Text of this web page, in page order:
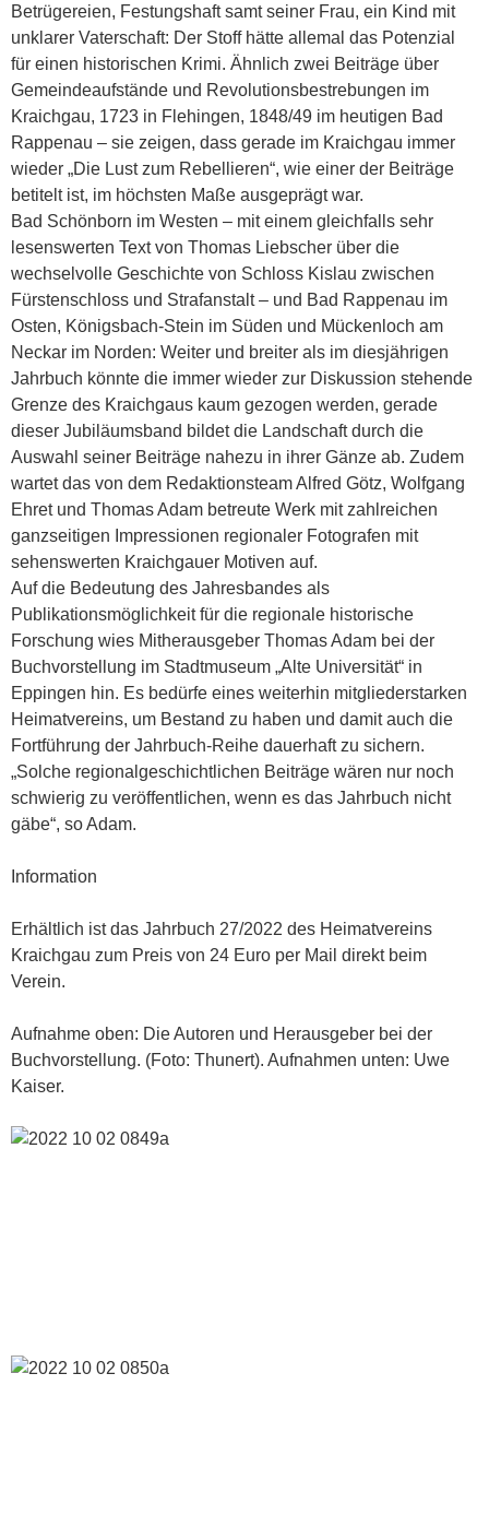
Betrügereien, Festungshaft samt seiner Frau, ein Kind mit
unklarer Vaterschaft: Der Stoff hätte allemal das Potenzial
für einen historischen Krimi. Ähnlich zwei Beiträge über
Gemeindeaufstände und Revolutionsbestrebungen im
Kraichgau, 1723 in Flehingen, 1848/49 im heutigen Bad
Rappenau – sie zeigen, dass gerade im Kraichgau immer
wieder „Die Lust zum Rebellieren“, wie einer der Beiträge
betitelt ist, im höchsten Maße ausgeprägt war.
Bad Schönborn im Westen – mit einem gleichfalls sehr
lesenswerten Text von Thomas Liebscher über die
wechselvolle Geschichte von Schloss Kislau zwischen
Fürstenschloss und Strafanstalt – und Bad Rappenau im
Osten, Königsbach-Stein im Süden und Mückenloch am
Neckar im Norden: Weiter und breiter als im diesjährigen
Jahrbuch könnte die immer wieder zur Diskussion stehende
Grenze des Kraichgaus kaum gezogen werden, gerade
dieser Jubiläumsband bildet die Landschaft durch die
Auswahl seiner Beiträge nahezu in ihrer Gänze ab. Zudem
wartet das von dem Redaktionsteam Alfred Götz, Wolfgang
Ehret und Thomas Adam betreute Werk mit zahlreichen
ganzseitigen Impressionen regionaler Fotografen mit
sehenswerten Kraichgauer Motiven auf.
Auf die Bedeutung des Jahresbandes als
Publikationsmöglichkeit für die regionale historische
Forschung wies Mitherausgeber Thomas Adam bei der
Buchvorstellung im Stadtmuseum „Alte Universität“ in
Eppingen hin. Es bedürfe eines weiterhin mitgliederstarken
Heimatvereins, um Bestand zu haben und damit auch die
Fortführung der Jahrbuch-Reihe dauerhaft zu sichern.
„Solche regionalgeschichtlichen Beiträge wären nur noch
schwierig zu veröffentlichen, wenn es das Jahrbuch nicht
gäbe“, so Adam.
Information
Erhältlich ist das Jahrbuch 27/2022 des Heimatvereins
Kraichgau zum Preis von 24 Euro per Mail direkt beim
Verein.
Aufnahme oben: Die Autoren und Herausgeber bei der
Buchvorstellung. (Foto: Thunert). Aufnahmen unten: Uwe
Kaiser.